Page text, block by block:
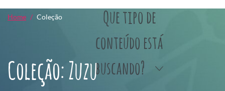
Que tipo de
conteúdo está
buscando?
Home Coleção
Coleção: Zuzu